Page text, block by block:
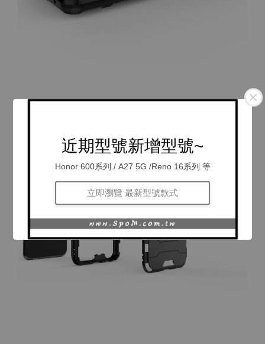
近期型號新增型號~
Honor 600系列 / A27 5G /Reno 16系列.等
立即瀏覽 最新型號款式